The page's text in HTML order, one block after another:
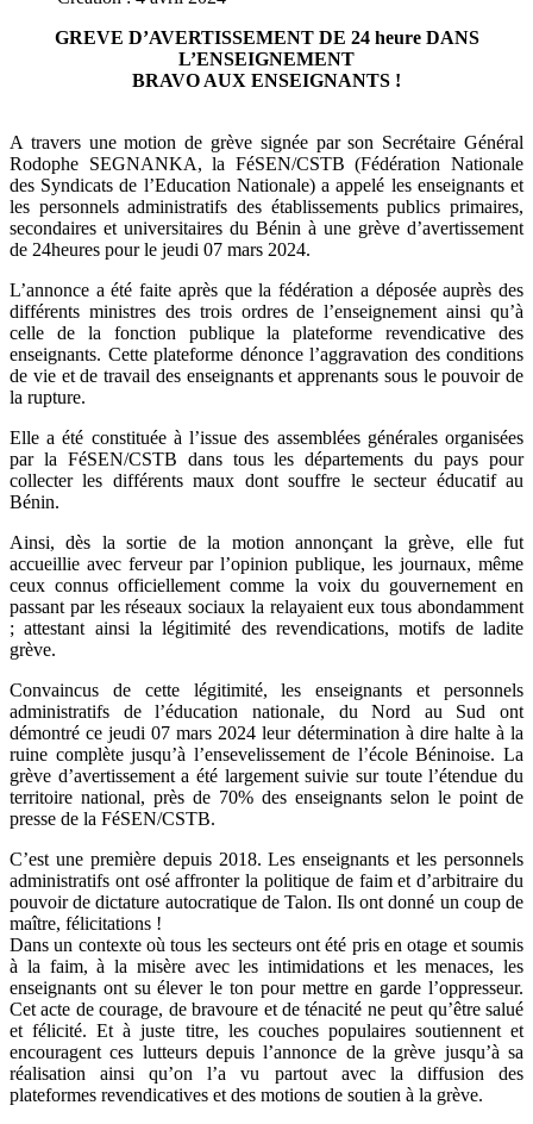
GREVE D’AVERTISSEMENT DE 24 heure DANS
L’ENSEIGNEMENT
BRAVO AUX ENSEIGNANTS !
A travers une motion de grève signée par son Secrétaire Général
Rodophe SEGNANKA, la FéSEN/CSTB (Fédération Nationale
des Syndicats de l’Education Nationale) a appelé les enseignants et
les personnels administratifs des établissements publics primaires,
secondaires et universitaires du Bénin à une grève d’avertissement
de 24heures pour le jeudi 07 mars 2024.
L’annonce a été faite après que la fédération a déposée auprès des
différents ministres des trois ordres de l’enseignement ainsi qu’à
celle de la fonction publique la plateforme revendicative des
enseignants. Cette plateforme dénonce l’aggravation des conditions
de vie et de travail des enseignants et apprenants sous le pouvoir de
la rupture.
Elle a été constituée à l’issue des assemblées générales organisées
par la FéSEN/CSTB dans tous les départements du pays pour
collecter les différents maux dont souffre le secteur éducatif au
Bénin.
Ainsi, dès la sortie de la motion annonçant la grève, elle fut
accueillie avec ferveur par l’opinion publique, les journaux, même
ceux connus officiellement comme la voix du gouvernement en
passant par les réseaux sociaux la relayaient eux tous abondamment
; attestant ainsi la légitimité des revendications, motifs de ladite
grève.
Convaincus de cette légitimité, les enseignants et personnels
administratifs de l’éducation nationale, du Nord au Sud ont
démontré ce jeudi 07 mars 2024 leur détermination à dire halte à la
ruine complète jusqu’à l’ensevelissement de l’école Béninoise. La
grève d’avertissement a été largement suivie sur toute l’étendue du
territoire national, près de 70% des enseignants selon le point de
presse de la FéSEN/CSTB.
C’est une première depuis 2018. Les enseignants et les personnels
administratifs ont osé affronter la politique de faim et d’arbitraire du
pouvoir de dictature autocratique de Talon. Ils ont donné un coup de
maître, félicitations !
Dans un contexte où tous les secteurs ont été pris en otage et soumis
à la faim, à la misère avec les intimidations et les menaces, les
enseignants ont su élever le ton pour mettre en garde l’oppresseur.
Cet acte de courage, de bravoure et de ténacité ne peut qu’être salué
et félicité. Et à juste titre, les couches populaires soutiennent et
encouragent ces lutteurs depuis l’annonce de la grève jusqu’à sa
réalisation ainsi qu’on l’a vu partout avec la diffusion des
plateformes revendicatives et des motions de soutien à la grève.